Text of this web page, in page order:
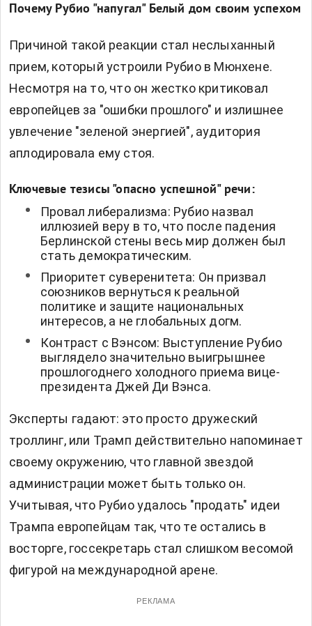
Почему Рубио "напугал" Белый дом своим успехом
Причиной такой реакции стал неслыханный
прием, который устроили Рубио в Мюнхене.
Несмотря на то, что он жестко критиковал
европейцев за "ошибки прошлого" и излишнее
увлечение "зеленой энергией", аудитория
аплодировала ему стоя.
Ключевые тезисы "опасно успешной" речи:
Провал либерализма: Рубио назвал
иллюзией веру в то, что после падения
Берлинской стены весь мир должен был
стать демократическим.
Приоритет суверенитета: Он призвал
союзников вернуться к реальной
политике и защите национальных
интересов, а не глобальных догм.
Контраст с Вэнсом: Выступление Рубио
выглядело значительно выигрышнее
прошлогоднего холодного приема вице-
президента Джей Ди Вэнса.
Эксперты гадают: это просто дружеский
троллинг, или Трамп действительно напоминает
своему окружению, что главной звездой
администрации может быть только он.
Учитывая, что Рубио удалось "продать" идеи
Трампа европейцам так, что те остались в
восторге, госсекретарь стал слишком весомой
фигурой на международной арене.
РЕКЛАМА